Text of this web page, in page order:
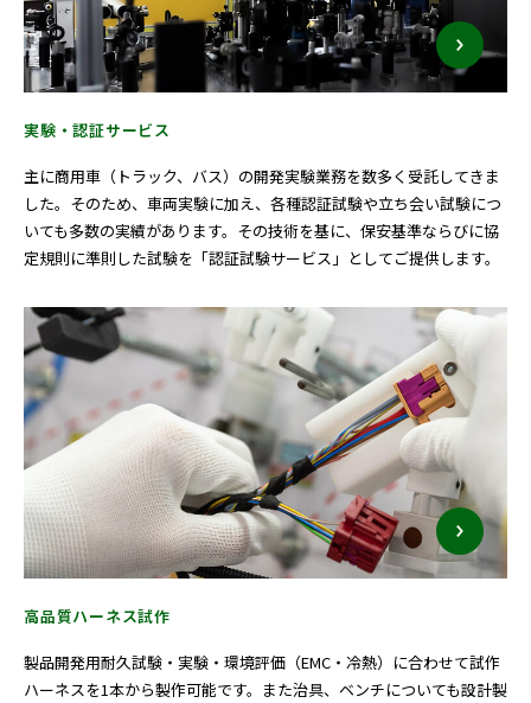
実験・認証サービス
主に商用車（トラック、バス）の開発実験業務を数多く受託してきま
した。そのため、車両実験に加え、各種認証試験や立ち会い試験につ
いても多数の実績があります。その技術を基に、保安基準ならびに協
定規則に準則した試験を「認証試験サービス」としてご提供します。
高品質ハーネス試作
製品開発用耐久試験・実験・環境評価（EMC・冷熱）に合わせて試作
ハーネスを1本から製作可能です。また治具、ベンチについても設計製